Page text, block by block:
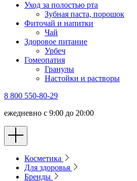
Уход за полостью рта
Зубная паста, порошок
Фиточай и напитки
Чай
Здоровое питание
Урбеч
Гомеопатия
Гранулы
Настойки и растворы
8 800 550-80-29
ежедневно с 9:00 до 20:00
Косметика
Для здоровья
Бренды